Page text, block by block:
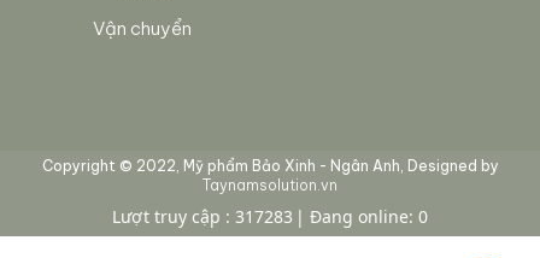
Vận chuyển
Copyright © 2022, Mỹ phẩm Bảo Xinh - Ngân Anh, Designed by
Taynamsolution.vn
Lượt truy cập : 317283 Đang online: 0